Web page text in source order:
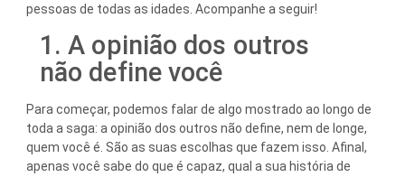
pessoas de todas as idades. Acompanhe a seguir!
1. A opinião dos outros
não define você
Para começar, podemos falar de algo mostrado ao longo de
toda a saga: a opinião dos outros não define, nem de longe,
quem você é. São as suas escolhas que fazem isso. Afinal,
apenas você sabe do que é capaz, qual a sua história de